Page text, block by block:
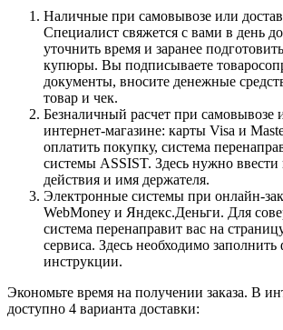
Наличные при самовывозе или
Специалист свяжется с вами в день
уточнить время и заранее
купюры. Вы подписываете
документы, вносите денежные
товар и чек.
Безналичный расчет при самовывозе
интернет-магазине: карты Visa и
оплатить покупку, система
системы ASSIST. Здесь нужно
действия и имя держателя.
Электронные системы при онлайн-
WebMoney и Яндекс.Деньги. Для
система перенаправит вас на
сервиса. Здесь необходимо
инструкции.
Экономьте время на получении заказа. В
доступно 4 варианта доставки: